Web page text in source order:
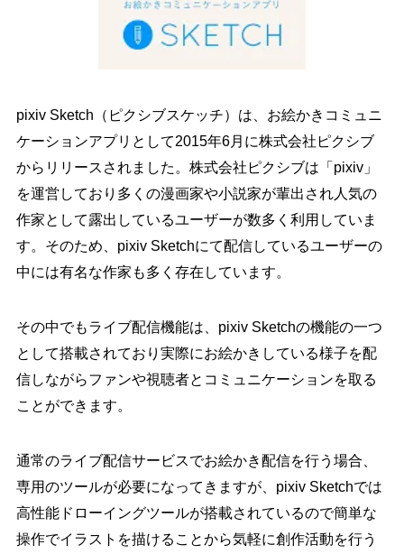
pixiv Sketch（ピクシブスケッチ）は、お絵かきコミュニ
ケーションアプリとして2015年6月に株式会社ピクシブ
からリリースされました。株式会社ピクシブは「pixiv」
を運営しており多くの漫画家や小説家が輩出され人気の
作家として露出しているユーザーが数多く利用していま
す。そのため、pixiv Sketchにて配信しているユーザーの
中には有名な作家も多く存在しています。
その中でもライブ配信機能は、pixiv Sketchの機能の一つ
として搭載されており実際にお絵かきしている様子を配
信しながらファンや視聴者とコミュニケーションを取る
ことができます。
通常のライブ配信サービスでお絵かき配信を行う場合、
専用のツールが必要になってきますが、pixiv Sketchでは
高性能ドローイングツールが搭載されているので簡単な
操作でイラストを描けることから気軽に創作活動を行う